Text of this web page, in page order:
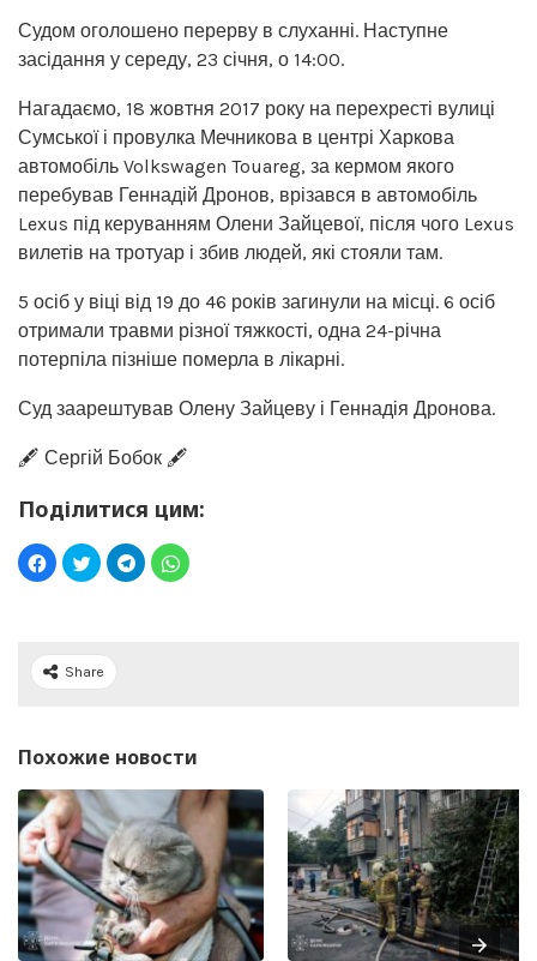
Судом оголошено перерву в слуханні. Наступне
засідання у середу, 23 січня, о 14:00.
Нагадаємо, 18 жовтня 2017 року на перехресті вулиці
Сумської і провулка Мечникова в центрі Харкова
автомобіль Volkswagen Touareg, за кермом якого
перебував Геннадій Дронов, врізався в автомобіль
Lexus під керуванням Олени Зайцевої, після чого Lexus
вилетів на тротуар і збив людей, які стояли там.
5 осіб у віці від 19 до 46 років загинули на місці. 6 осіб
отримали травми різної тяжкості, одна 24-річна
потерпіла пізніше померла в лікарні.
Суд заарештував Олену Зайцеву і Геннадія Дронова.
🖋️ Сергій Бобок 🖋️
Поділитися цим:
Share
Похожие новости